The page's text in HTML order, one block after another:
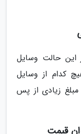
این حالت وسایل
کدام از وسایل
زیادی از پس